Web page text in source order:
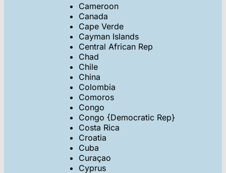
Cameroon
Canada
Cape Verde
Cayman Islands
Central African Rep
Chad
Chile
China
Colombia
Comoros
Congo
Congo {Democratic Rep}
Costa Rica
Croatia
Cuba
Curaçao
Cyprus